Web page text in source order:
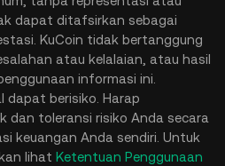
dapat ditafsirkan sebagai
KuCoin tidak bertanggung
atau kelalaian, atau hasil
informasi ini.
dapat berisiko. Harap
dan toleransi risiko Anda secara
keuangan Anda sendiri. Untuk
lihat Ketentuan Penggunaan